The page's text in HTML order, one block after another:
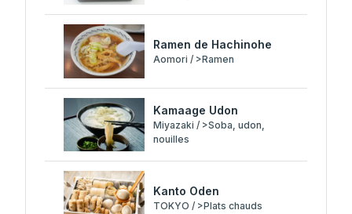
Ramen de Hachinohe
Aomori / >Ramen
Kamaage Udon
Miyazaki / >Soba, udon,
nouilles
Kanto Oden
TOKYO / >Plats chauds